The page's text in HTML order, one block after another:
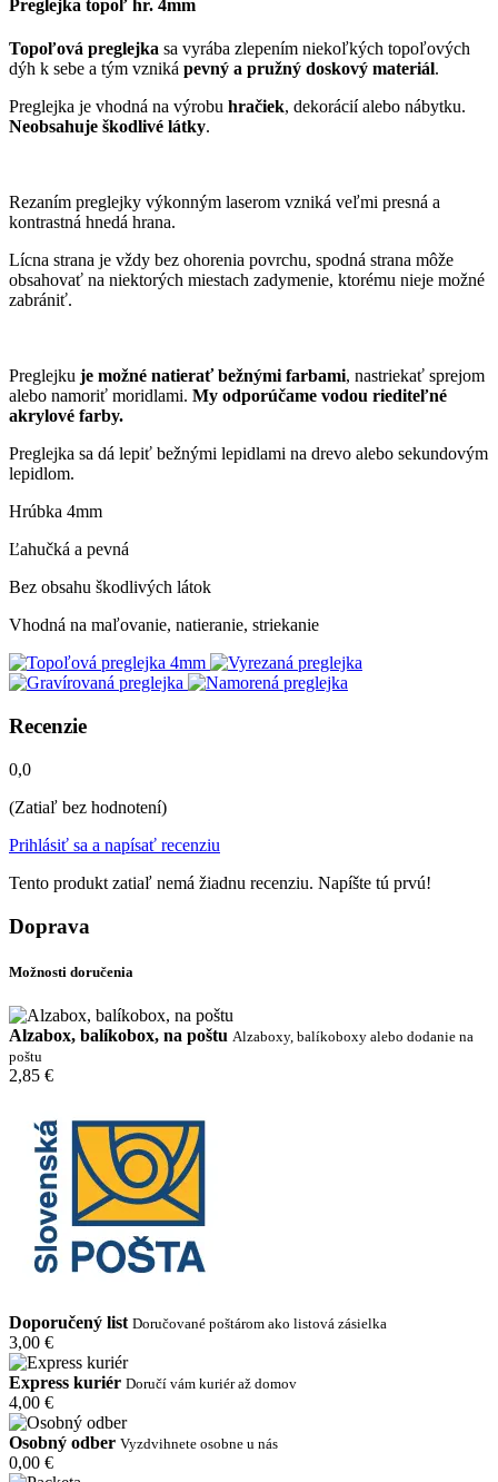
Preglejka topoľ hr. 4mm
Topoľová preglejka sa vyrába zlepením niekoľkých topoľových
dýh k sebe a tým vzniká pevný a pružný doskový materiál.
Preglejka je vhodná na výrobu hračiek, dekorácií alebo nábytku.
Neobsahuje škodlivé látky.
Rezaním preglejky výkonným laserom vzniká veľmi presná a
kontrastná hnedá hrana.
Lícna strana je vždy bez ohorenia povrchu, spodná strana môže
obsahovať na niektorých miestach zadymenie, ktorému nieje možné
zabrániť.
Preglejku je možné natierať bežnými farbami, nastriekať sprejom
alebo namoriť moridlami. My odporúčame vodou riediteľné
akrylové farby.
Preglejka sa dá lepiť bežnými lepidlami na drevo alebo sekundovým
lepidlom.
Hrúbka 4mm
Ľahučká a pevná
Bez obsahu škodlivých látok
Vhodná na maľovanie, natieranie, striekanie
Recenzie
0,0
(Zatiaľ bez hodnotení)
Prihlásiť sa a napísať recenziu
Tento produkt zatiaľ nemá žiadnu recenziu. Napíšte tú prvú!
Doprava
Možnosti doručenia
Alzabox, balíkobox, na poštu Alzaboxy, balíkoboxy alebo dodanie na
poštu
2,85 €
Doporučený list Doručované poštárom ako listová zásielka
3,00 €
Express kuriér Doručí vám kuriér až domov
4,00 €
Osobný odber Vyzdvihnete osobne u nás
0,00 €